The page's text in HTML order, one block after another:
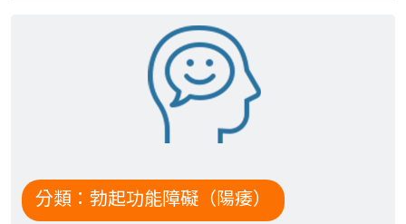
分類： 勃起功能障礙（陽痿）